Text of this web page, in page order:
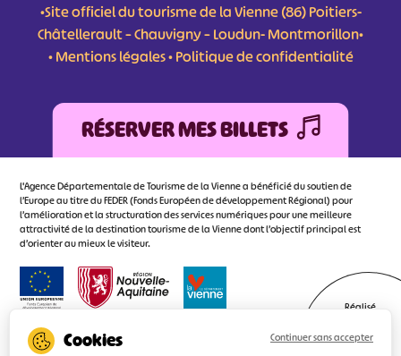
•Site officiel du tourisme de la Vienne (86) Poitiers-
Châtellerault – Chauvigny – Loudun- Montmorillon•
•Mentions légales•Politique de confidentialité
RÉSERVER MES BILLETS
L'Agence Départementale de Tourisme de la Vienne a bénéficié du soutien de
l’Europe au titre du FEDER (Fonds Européen de développement Régional) pour
l’amélioration et la structuration des services numériques pour une meilleure
attractivité de la destination tourisme de la Vienne dont l’objectif principal est
d’orienter au mieux le visiteur.
Réalisé
Continuer sans accepter